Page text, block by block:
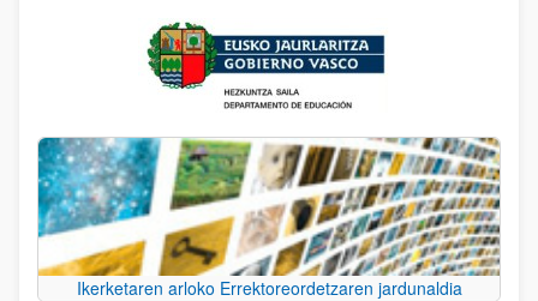
Ikerketaren arloko Errektoreordetzaren jardunaldia